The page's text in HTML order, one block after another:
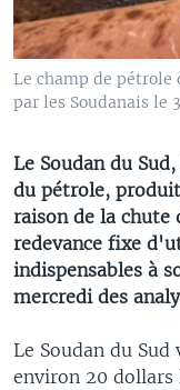
Le champ de pétrole
par les Soudanais le
Le Soudan du
du pétrole,
raison de la
redevance fixe
indispensables à
mercredi des
Le Soudan du
environ 20 dollars